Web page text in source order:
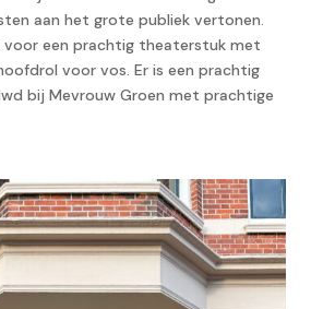
aan het grote publiek vertonen.
een prachtig theaterstuk met
voor vos. Er is een prachtig
bij Mevrouw Groen met prachtige